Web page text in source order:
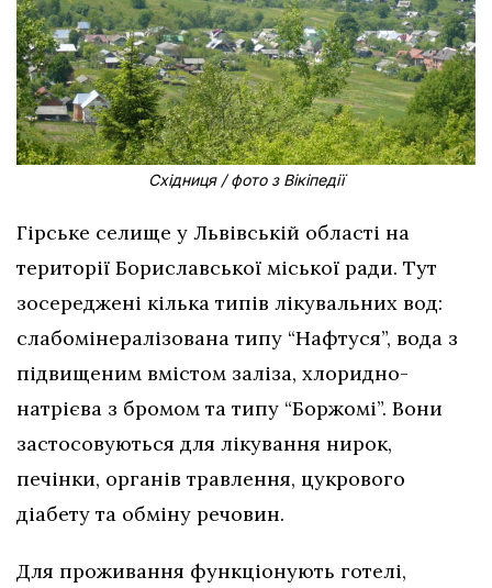
Східниця / фото з Вікіпедії
Гірське селище у Львівській області на
території Бориславської міської ради. Тут
зосереджені кілька типів лікувальних вод:
слабомінералізована типу “Нафтуся”, вода з
підвищеним вмістом заліза, хлоридно-
натрієва з бромом та типу “Боржомі”. Вони
застосовуються для лікування нирок,
печінки, органів травлення, цукрового
діабету та обміну речовин.
Для проживання функціонують готелі,